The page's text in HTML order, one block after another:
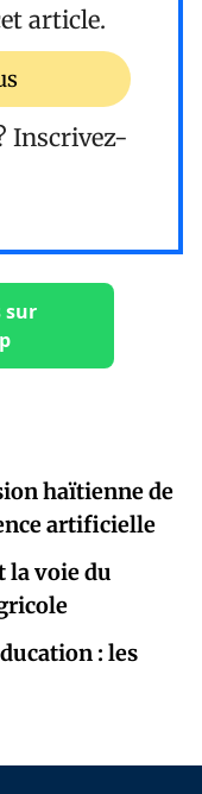
article.
Inscrivez-
sur
haïtienne de
artificielle
la voie du
: les